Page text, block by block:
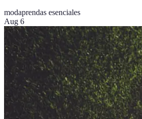
modaprendas esenciales
Aug 6